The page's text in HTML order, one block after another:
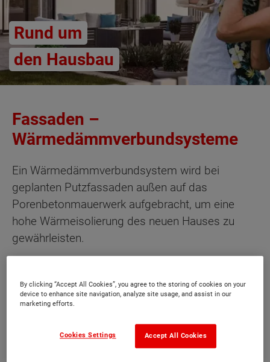
Rund um
den Hausbau
Fassaden –
Wärmedämmverbundsysteme
Ein Wärmedämmverbundsystem wird bei
geplanten Putzfassaden außen auf das
Porenbetonmauerwerk aufgebracht, um eine
hohe Wärmeisolierung des neuen Hauses zu
gewährleisten.
Dämmplatten, die am Mauerwerk befestigt
werden. Auf diese Platten, die lückenlos verlegt
anschließend ein netzförmiges
Armierungsgewebe aus speziellem Kunststoff
By clicking “Accept All Cookies”, you agree to the storing of cookies on your
device to enhance site navigation, analyze site usage, and assist in our
marketing efforts.
Accept All Cookies
Cookies Settings